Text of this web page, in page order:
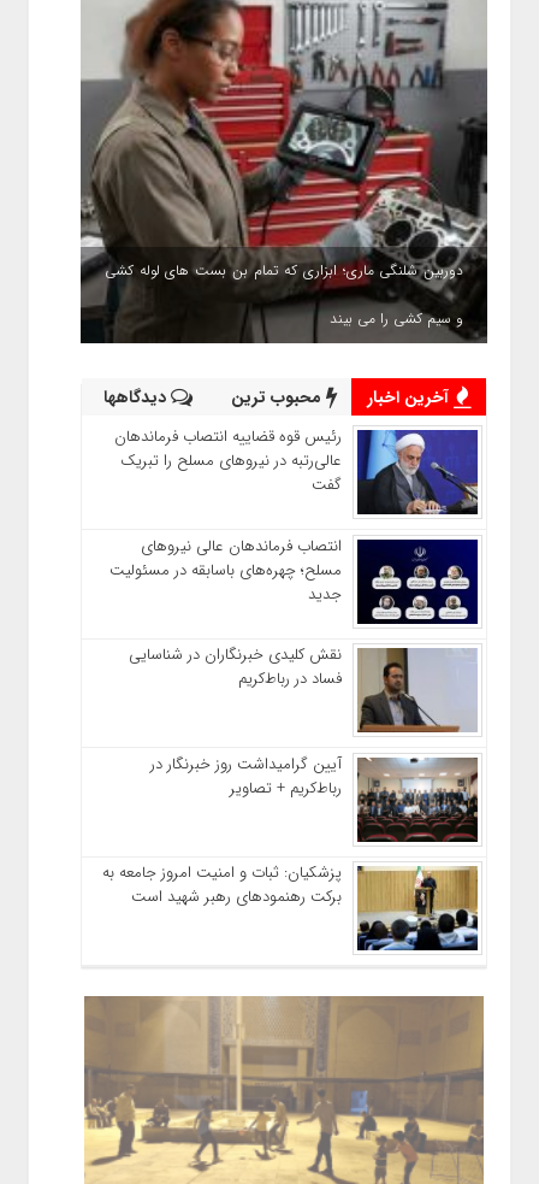
دوربین شلنگی ماری؛ ابزاری که تمام بن بست های لوله کشی
و سیم کشی را می بیند
آخرین اخبار محبوب ترین دیدگاهها
رئیس قوه قضاییه انتصاب‌ فرماندهان
عالی‌رتبه در نیروهای مسلح را تبریک
گفت
انتصاب فرماندهان عالی‌ نیروهای
مسلح؛ چهره‌های باسابقه در مسئولیت‌
جدید
نقش کلیدی خبرنگاران در شناسایی
فساد در رباط‌کریم
آیین گرامیداشت روز خبرنگار در
رباط‌کریم + تصاویر
پزشکیان: ثبات و امنیت امروز جامعه به
برکت رهنمودهای رهبر شهید است